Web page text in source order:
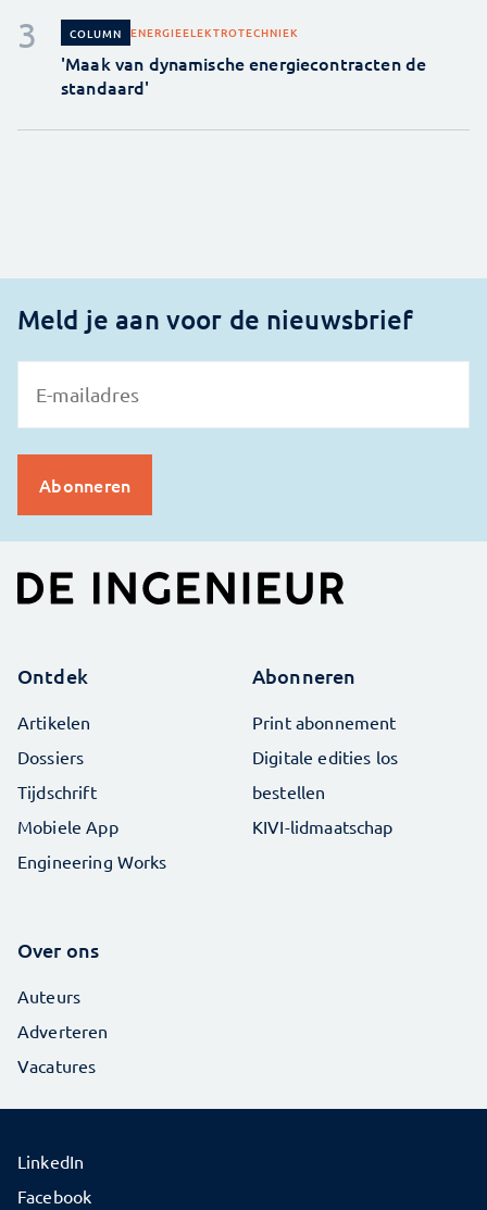
COLUMN ENERGIEELEKTROTECHNIEK
'Maak van dynamische energiecontracten de
standaard'
Meld je aan voor de nieuwsbrief
Ontdek
Artikelen
Dossiers
Tijdschrift
Mobiele App
Engineering Works
Abonneren
Print abonnement
Digitale edities los
bestellen
KIVI-lidmaatschap
Over ons
Auteurs
Adverteren
Vacatures
LinkedIn
Facebook